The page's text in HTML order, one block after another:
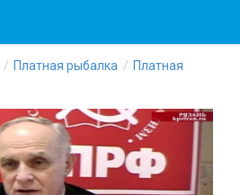
Платная рыбалка
Платная